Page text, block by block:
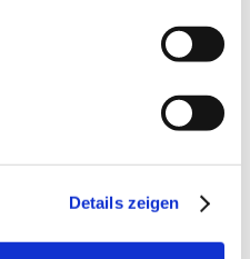
Details zeigen
Sie, dass
nur bis 24
tourist.de.
der Anspruch auf